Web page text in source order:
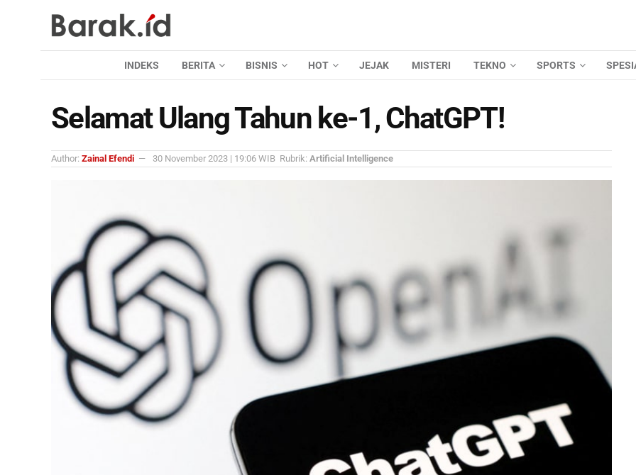
INDEKS BERITA BISNIS HOT JEJAK MISTERI TEKNO SPORTS
Selamat Ulang Tahun ke-1, ChatGPT!
Author: Zainal Efendi 30 November 2023 | 19:06 WIB Rubrik: Artificial Intelligence